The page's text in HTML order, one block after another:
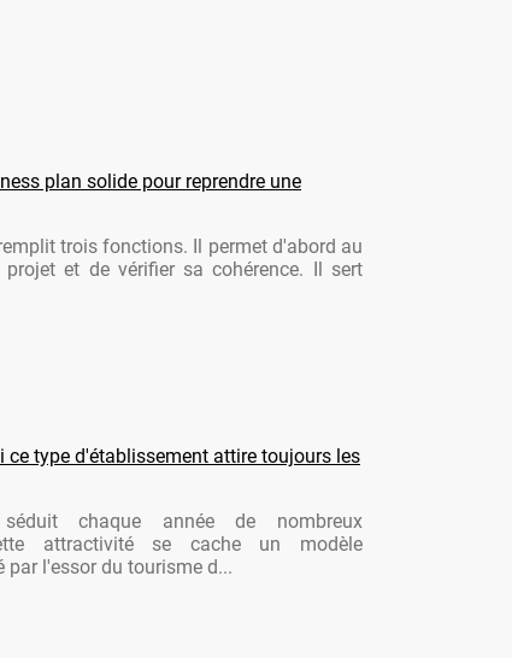
plan solide pour reprendre une
trois fonctions. Il permet d'abord au
projet et de vérifier sa cohérence. Il sert
ce type d'établissement attire toujours les
chaque année de nombreux
attractivité se cache un modèle
par l'essor du tourisme d...